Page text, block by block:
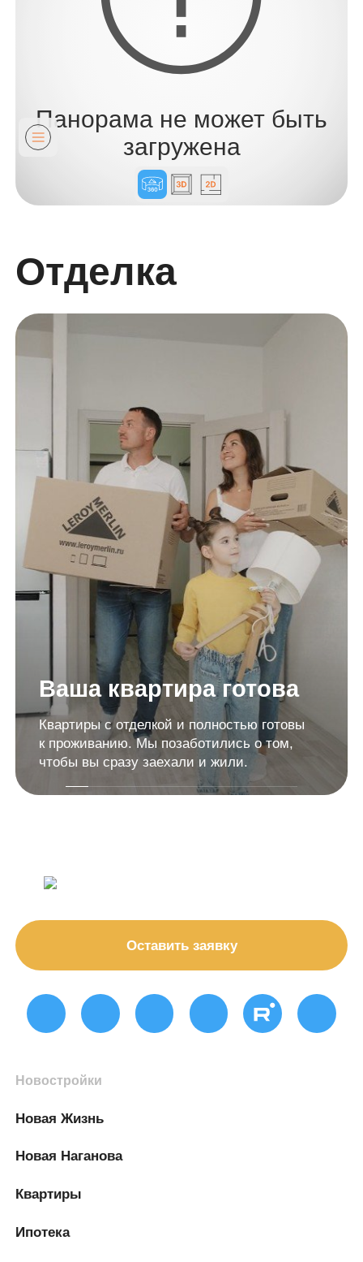
Панорама не может быть
загружена
Отделка
Ваша квартира готова
Квартиры с отделкой и полностью готовы
к проживанию. Мы позаботились о том,
чтобы вы сразу заехали и жили.
Новостройки
Новая Жизнь
Новая Наганова
Квартиры
Ипотека
Оставить заявку